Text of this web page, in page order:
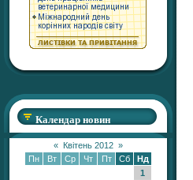
Календар новин
« Квітень 2012 »
Пн
Вт Ср Чт Пт Сб
Нд
1